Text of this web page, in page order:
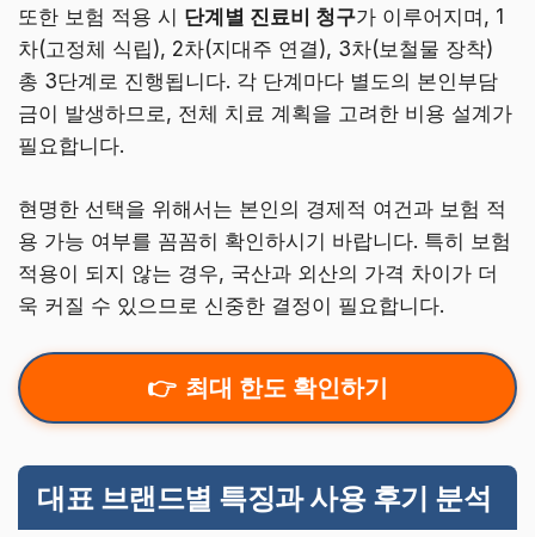
또한 보험 적용 시 단계별 진료비 청구가 이루어지며, 1
차(고정체 식립), 2차(지대주 연결), 3차(보철물 장착)
총 3단계로 진행됩니다. 각 단계마다 별도의 본인부담
금이 발생하므로, 전체 치료 계획을 고려한 비용 설계가
필요합니다.
현명한 선택을 위해서는 본인의 경제적 여건과 보험 적
용 가능 여부를 꼼꼼히 확인하시기 바랍니다. 특히 보험
적용이 되지 않는 경우, 국산과 외산의 가격 차이가 더
욱 커질 수 있으므로 신중한 결정이 필요합니다.
최대 한도 확인하기
대표 브랜드별 특징과 사용 후기 분석